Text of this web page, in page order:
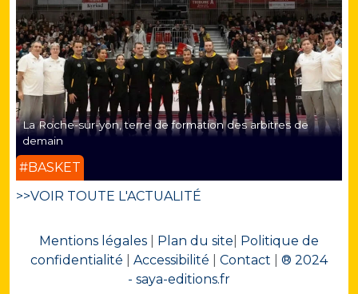
La Roche-sur-yon, terre de formation des arbitres de
demain
#BASKET
>>VOIR TOUTE L'ACTUALITÉ
Mentions légales Plan du site
Politique de
confidentialité
Accessibilité Contact
® 2024
- saya-editions.fr